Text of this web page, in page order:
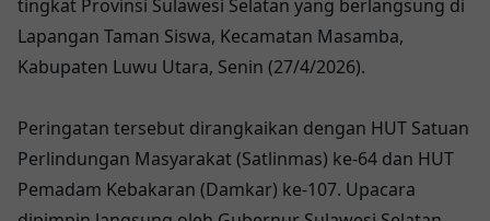
tingkat Provinsi Sulawesi Selatan yang berlangsung di
Lapangan Taman Siswa, Kecamatan Masamba,
Kabupaten Luwu Utara, Senin (27/4/2026).
Peringatan tersebut dirangkaikan dengan HUT Satuan
Perlindungan Masyarakat (Satlinmas) ke-64 dan HUT
Pemadam Kebakaran (Damkar) ke-107. Upacara